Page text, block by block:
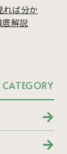
れば分か
解説
CATEGORY